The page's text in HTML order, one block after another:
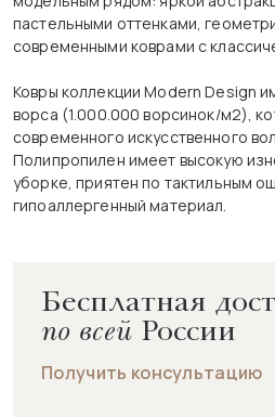
пастельными оттенками,
современными коврами с
Ковры коллекции Modern Design
ворса (1.000.000 ворсинок/м2),
современного искусственного
Полипропилен имеет высокую
уборке, приятен по тактильным
гипоаллергенный материал.
Бесплатная
по всей России
Получить консультацию